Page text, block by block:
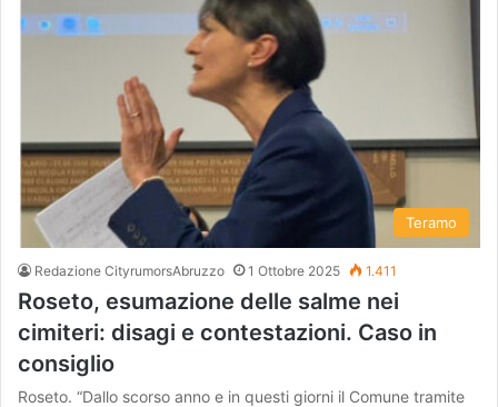
Teramo
Redazione CityrumorsAbruzzo 1 Ottobre 2025 1.411
Roseto, esumazione delle salme nei
cimiteri: disagi e contestazioni. Caso in
consiglio
Roseto. “Dallo scorso anno e in questi giorni il Comune tramite